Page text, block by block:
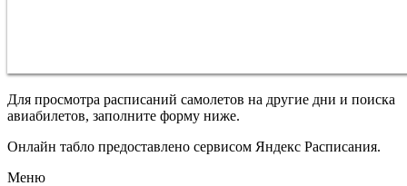
Для просмотра расписаний самолетов на другие дни и поиска
авиабилетов, заполните форму ниже.
Онлайн табло предоставлено сервисом Яндекс Расписания.
Меню